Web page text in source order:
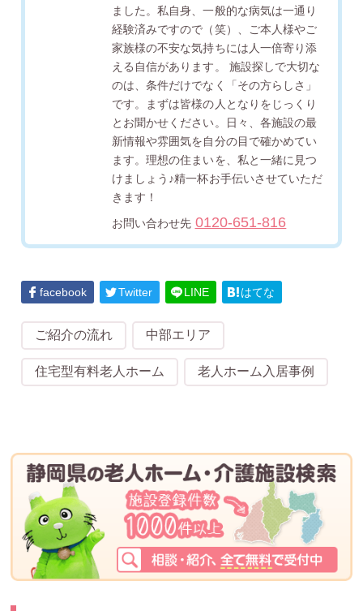
ました。私自身、一般的な病気は一通り
経験済みですので（笑）、ご本人様やご
家族様の不安な気持ちには人一倍寄り添
える自信があります。 施設探しで大切な
のは、条件だけでなく「その方らしさ」
です。まずは皆様の人となりをじっくり
とお聞かせください。日々、各施設の最
新情報や雰囲気を自分の目で確かめてい
ます。理想の住まいを、私と一緒に見つ
けましょう♪精一杯お手伝いさせていただ
きます！
お問い合わせ先 0120-651-816
facebook Twitter LINE はてな
ご紹介の流れ 中部エリア
住宅型有料老人ホーム 老人ホーム入居事例